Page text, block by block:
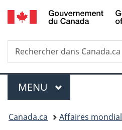
à
Au
à
Recherche
Rechercher
dans
Menu
MENU PRINCIPAL
Vous
Canada.ca Affaires